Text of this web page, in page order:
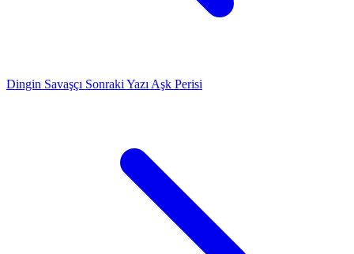
Dingin Savaşçı Sonraki Yazı Aşk Perisi